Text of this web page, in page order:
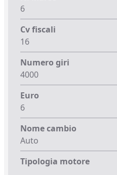
6
Cv fiscali
16
Numero giri
4000
Euro
6
Nome cambio
Auto
Tipologia motore